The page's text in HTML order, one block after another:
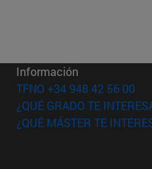
ventana)
ventana)
Información
TFNO +34 948 42 56 00
¿QUÉ GRADO TE
¿QUÉ MÁSTER TE